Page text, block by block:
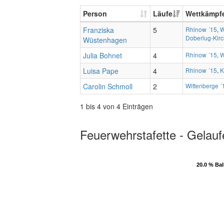
Person Läufe
Franziska
Wüstenhagen
5 Rhinow ´15,
Doberlug-
Julia Bohnet 4 Rhinow ´15,
Luisa Pape 4 Rhinow ´15,
Carolin Schmoll 2 Wittenberge
1 bis 4 von 4 Einträgen
Feuerwehrstafette -
20.0 %
20.0 %